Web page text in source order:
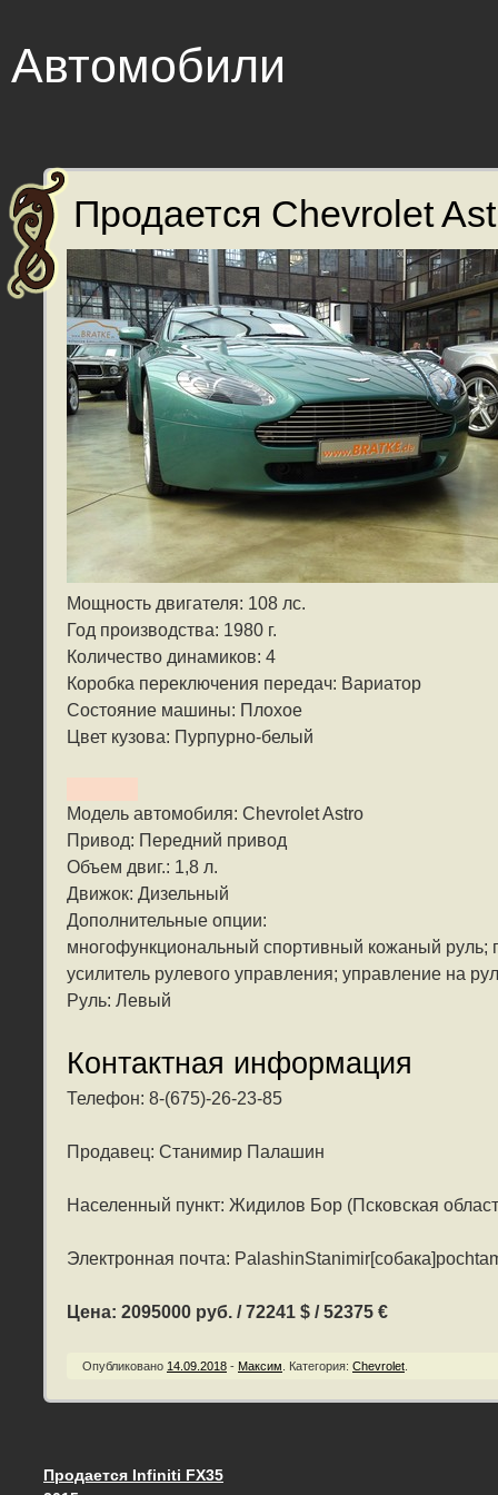
Автомобили
Продается Chevrolet
Мощность двигателя: 108 лс.
Год производства: 1980 г.
Количество динамиков: 4
Коробка переключения передач: Вариатор
Состояние машины: Плохое
Цвет кузова: Пурпурно-белый
Модель автомобиля: Chevrolet Astro
Привод: Передний привод
Объем двиг.: 1,8 л.
Движок: Дизельный
Дополнительные опции:
многофункциональный спортивный кожаный руль;
усилитель рулевого управления; управление на
Руль: Левый
Контактная информация
Телефон: 8-(675)-26-23-85
Продавец: Станимир Палашин
Населенный пункт: Жидилов Бор (Псковская
Электронная почта:
Цена: 2095000 руб. / 72241 $ / 52375 €
Опубликовано 14.09.2018 - Максим Категория: Chevrolet
Продается Infiniti FX35